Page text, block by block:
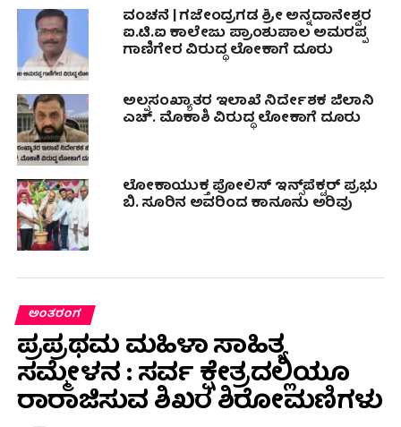
ವಂಚನೆ | ಗಜೇಂದ್ರಗಡ ಶ್ರೀ ಅನ್ನದಾನೇಶ್ವರ
ಐ.ಟಿ.ಐ ಕಾಲೇಜು ಪ್ರಾಂಶುಪಾಲ ಅಮರಪ್ಪ
ಗಾಣಿಗೇರ ವಿರುದ್ಧ ಲೋಕಾಗೆ ದೂರು
ಅಲ್ಪಸಂಖ್ಯಾತರ ಇಲಾಖೆ ನಿರ್ದೇಶಕ ಜಿಲಾನಿ
ಎಚ್. ಮೊಕಾಶಿ ವಿರುದ್ಧ ಲೋಕಾಗೆ ದೂರು
ಲೋಕಾಯುಕ್ತ ಪೋಲಿಸ್ ಇನ್ಸ್‌ಪೆಕ್ಟರ್ ಪ್ರಭು
ಬಿ. ಸೂರಿನ ಅವರಿಂದ ಕಾನೂನು ಅರಿವು
ಅಂತರಂಗ
ಪ್ರಪ್ರಥಮ ಮಹಿಳಾ ಸಾಹಿತ್ಯ
ಸಮ್ಮೇಳನ : ಸರ್ವ ಕ್ಷೇತ್ರದಲ್ಲಿಯೂ
ರಾರಾಜಿಸುವ ಶಿಖರ ಶಿರೋಮಣಿಗಳು